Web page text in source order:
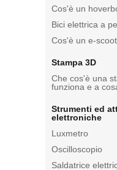
Cos'è un
Bici elettrica a
Cos'è un e-
Stampa 3D
Che cos'è una
funziona e a
Strumenti ed
elettroniche
Luxmetro
Oscilloscopio
Saldatrice